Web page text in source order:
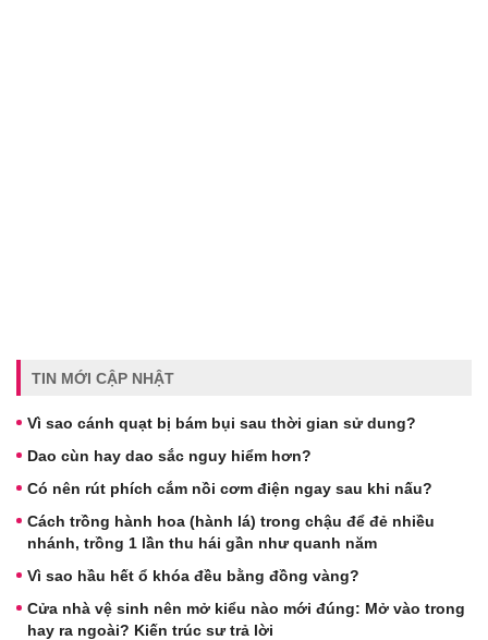
TIN MỚI CẬP NHẬT
Vì sao cánh quạt bị bám bụi sau thời gian sử dung?
Dao cùn hay dao sắc nguy hiểm hơn?
Có nên rút phích cắm nồi cơm điện ngay sau khi nấu?
Cách trồng hành hoa (hành lá) trong chậu để đẻ nhiều
nhánh, trồng 1 lần thu hái gần như quanh năm
Vì sao hầu hết ổ khóa đều bằng đồng vàng?
Cửa nhà vệ sinh nên mở kiểu nào mới đúng: Mở vào trong
hay ra ngoài? Kiến trúc sư trả lời